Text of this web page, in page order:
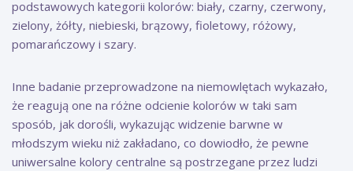
podstawowych kategorii kolorów: biały, czarny, czerwony,
zielony, żółty, niebieski, brązowy, fioletowy, różowy,
pomarańczowy i szary.
Inne badanie przeprowadzone na niemowlętach wykazało,
że reagują one na różne odcienie kolorów w taki sam
sposób, jak dorośli, wykazując widzenie barwne w
młodszym wieku niż zakładano, co dowiodło, że pewne
uniwersalne kolory centralne są postrzegane przez ludzi